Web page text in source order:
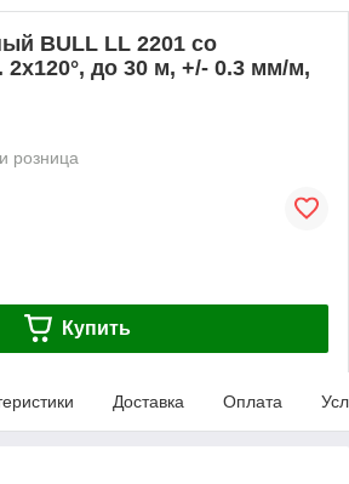
BULL LL 2201 со
до 30 м, +/- 0.3 мм/м,
розница
Купить
Доставка Оплата